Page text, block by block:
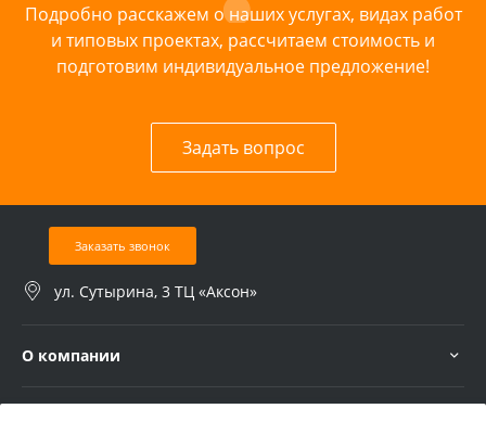
Подробно расскажем о наших услугах, видах работ
и типовых проектах, рассчитаем стоимость и
подготовим индивидуальное предложение!
Задать вопрос
Заказать звонок
ул. Сутырина, 3 ТЦ «Аксон»
О компании